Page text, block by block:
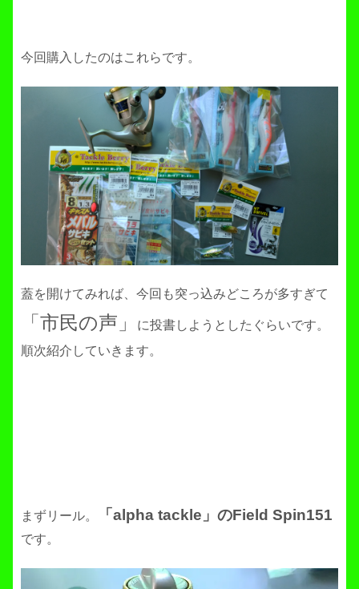
今回購入したのはこれらです。
蓋を開けてみれば、今回も突っ込みどころが多すぎて
「市民の声」
に投書しようとしたぐらいです。
順次紹介していきます。
まずリール。 「alpha tackle」のField Spin151
です。